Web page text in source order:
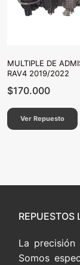
MULTIPLE DE
RAV4 2019/2022
$170.000
Ver Repuesto
REPUESTOS
La
Somos